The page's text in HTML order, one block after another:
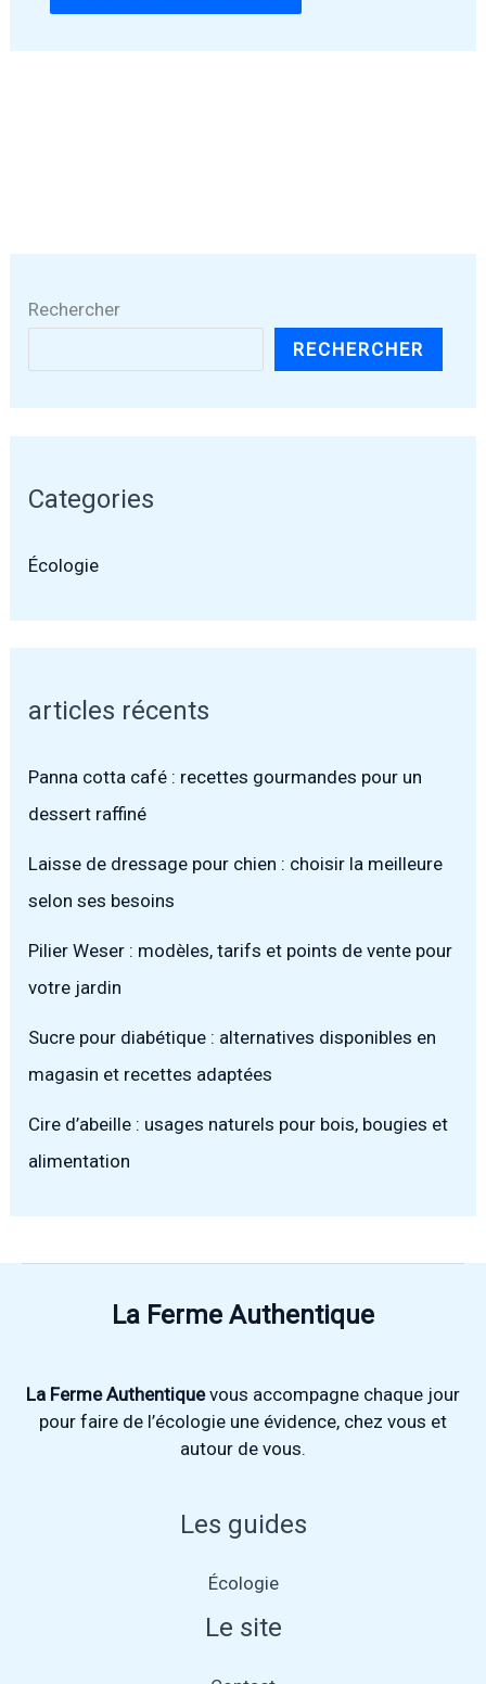
Rechercher
RECHERCHER
Categories
Écologie
articles récents
Panna cotta café : recettes gourmandes pour un
dessert raffiné
Laisse de dressage pour chien : choisir la meilleure
selon ses besoins
Pilier Weser : modèles, tarifs et points de vente pour
votre jardin
Sucre pour diabétique : alternatives disponibles en
magasin et recettes adaptées
Cire d’abeille : usages naturels pour bois, bougies et
alimentation
La Ferme Authentique
La Ferme Authentiquevous accompagne chaque jour
pour faire de l’écologie une évidence, chez vous et
autour de vous.
Les guides
Écologie
Le site